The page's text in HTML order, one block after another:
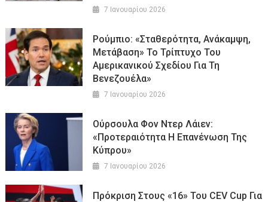
7 Ιανουαρίου 2026
Ρούμπιο: «Σταθερότητα, Ανάκαμψη,
Μετάβαση» Το Τρίπτυχο Του
Αμερικανικού Σχεδίου Για Τη
Βενεζουέλα»
7 Ιανουαρίου 2026
Ούρσουλα Φον Ντερ Λάιεν:
«Προτεραιότητα Η Επανένωση Της
Κύπρου»
7 Ιανουαρίου 2026
Πρόκριση Στους «16» Του CEV Cup Για